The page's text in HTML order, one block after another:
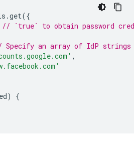
.get({
// `true` to obtain password
Specify an array of IdP strings
,
)
{